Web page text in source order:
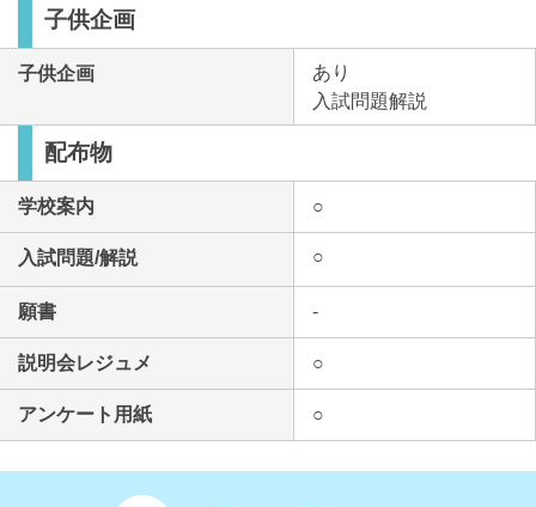
子供企画
子供企画
あり
入試問題解説
配布物
学校案内 ○
入試問題/解説 ○
願書 -
説明会レジュメ ○
アンケート用紙 ○